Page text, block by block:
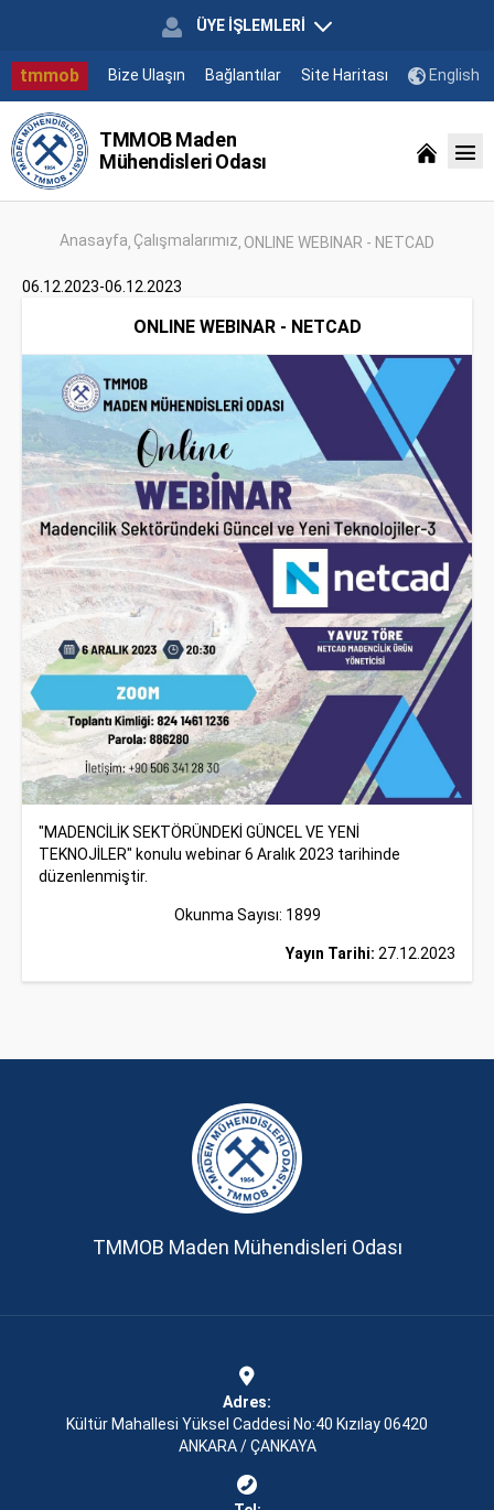
ÜYE İŞLEMLERİ
tmmob Bize Ulaşın Bağlantılar Site Haritası English
TMMOB Maden
Mühendisleri Odası
Anasayfa Çalışmalarımız ONLINE WEBINAR - NETCAD
06.12.2023-06.12.2023
ONLINE WEBINAR - NETCAD
"MADENCİLİK SEKTÖRÜNDEKİ GÜNCEL VE YENİ
TEKNOJİLER" konulu webinar 6 Aralık 2023 tarihinde
düzenlenmiştir.
Okunma Sayısı: 1899
Yayın Tarihi: 27.12.2023
TMMOB Maden Mühendisleri Odası
Adres:
Kültür Mahallesi Yüksel Caddesi No:40 Kızılay 06420
ANKARA / ÇANKAYA